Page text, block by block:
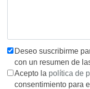
Deseo suscribirme
con un resumen de
Acepto la política de
consentimiento para